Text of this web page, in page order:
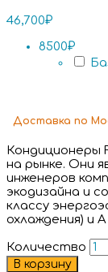
46,700₽
8500₽
Доставка по
Кондиционеры
на рынке. Они
инженеров
экодизайна и
классу
охлаждения) и
Количество
В корзину